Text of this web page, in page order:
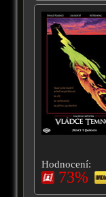
Hodnocení:
73%